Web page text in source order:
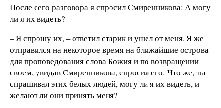
После сего разговора я спросил Смиренникова: А могу
ли я их видеть?
– Я спрошу их, – ответил старик и ушел от меня. Я же
отправился на некоторое время на ближайшие острова
для проповедования слова Божия и по возвращении
своем, увидав Смиренникова, спросил его: Что же, ты
спрашивал этих белых людей, могу ли я их видеть, и
желают ли они принять меня?